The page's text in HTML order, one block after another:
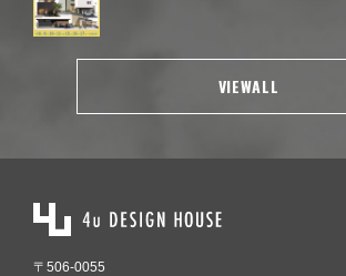
VIEWALL
〒506-0055